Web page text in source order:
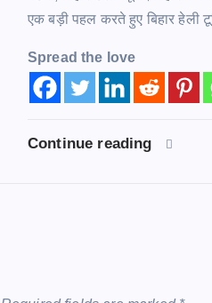
एक बड़ी पहल करते हुए बिहार हेली
Spread the love
Continue reading